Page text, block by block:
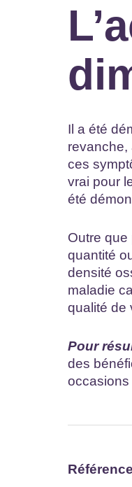
Il a été
revanche,
ces
vrai pour
été
Outre que
quantité
densité
maladie
qualité de
Pour
des
occasions